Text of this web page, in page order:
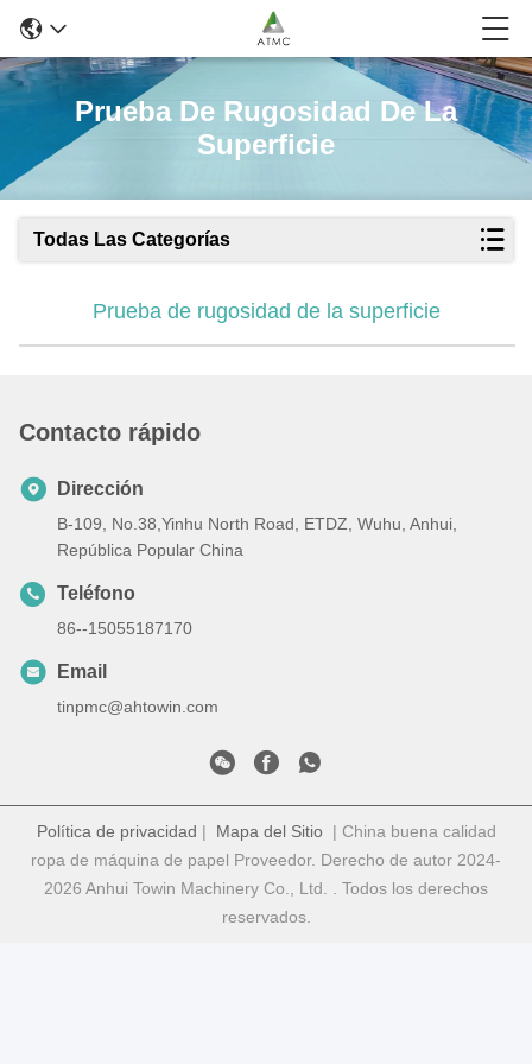
Prueba De Rugosidad De La
Superficie
Todas Las Categorías
Prueba de rugosidad de la superficie
Contacto rápido
Dirección
B-109, No.38,Yinhu North Road, ETDZ, Wuhu, Anhui,
República Popular China
Teléfono
86--15055187170
Email
tinpmc@ahtowin.com
Política de privacidad | Mapa del Sitio| China buena calidad
ropa de máquina de papel Proveedor. Derecho de autor 2024-
2026 Anhui Towin Machinery Co., Ltd. . Todos los derechos
reservados.